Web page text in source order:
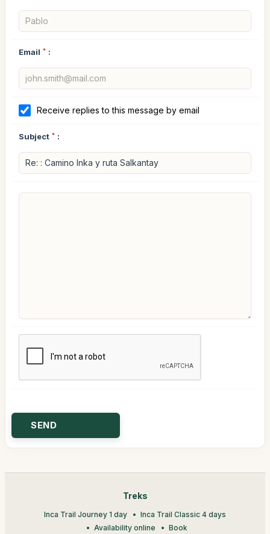
Email * :
Receive replies to this message by email
Subject * :
Treks
Inca Trail Journey 1 day
Inca Trail Classic 4 days
Availability online
Book